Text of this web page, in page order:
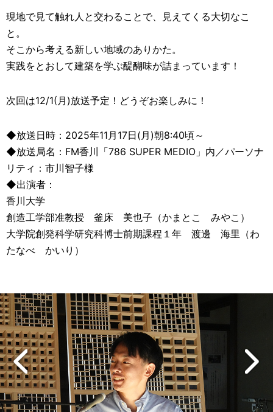
現地で見て触れ人と交わることで、見えてくる大切なこ
と。
そこから考える新しい地域のありかた。
実践をとおして建築を学ぶ醍醐味が詰まっています！
次回は12/1(月)放送予定！どうぞお楽しみに！
◆放送日時：2025年11月17日(月)朝8:40頃～
◆放送局名：FM香川「786 SUPER MEDIO」内／パーソナ
リティ：市川智子様
◆出演者：
香川大学
創造工学部准教授 釜床 美也子（かまとこ みやこ）
大学院創発科学研究科博士前期課程１年 渡邊 海里（わ
たなべ かいり）